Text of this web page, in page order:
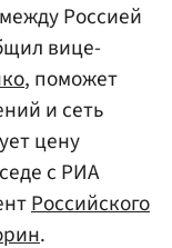
Россией
вице-
, поможет
и сеть
цену
с РИА
Российского
.